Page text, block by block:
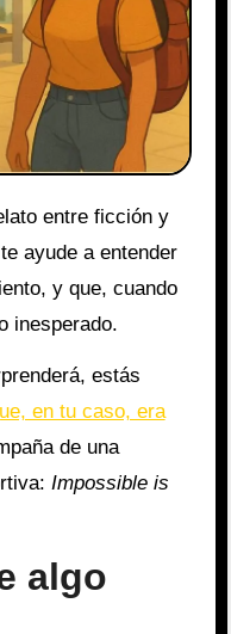
entre ficción y
ayude a entender
y que, cuando
inesperado.
estás
en tu caso, era
de una
Impossible is
algo